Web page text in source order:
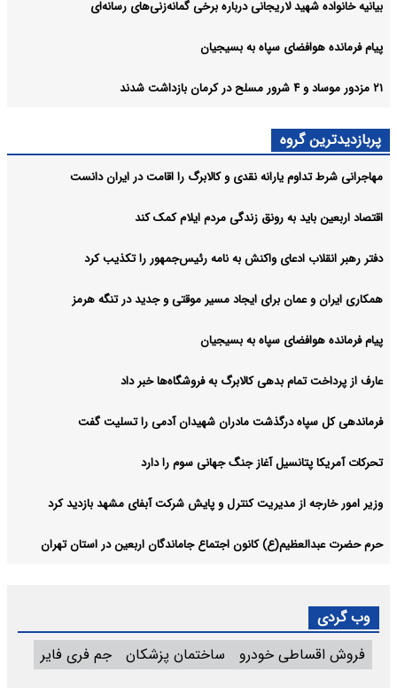
بیانیه خانواده شهید لاریجانی درباره برخی گمانه‌زنی‌های رسانه‌ای
پیام فرمانده هوافضای سپاه به بسیجیان
۲۱ مزدور موساد و ۴ شرور مسلح در کرمان بازداشت شدند
پربازدیدترین گروه
مهاجرانی شرط تداوم یارانه نقدی و کالابرگ را اقامت در ایران دانست
اقتصاد اربعین باید به رونق زندگی مردم ایلام کمک کند
دفتر رهبر انقلاب ادعای واکنش به نامه رئیس‌جمهور را تکذیب کرد
همکاری ایران و عمان برای ایجاد مسیر موقتی و جدید در تنگه هرمز
پیام فرمانده هوافضای سپاه به بسیجیان
عارف از پرداخت تمام بدهی کالابرگ به فروشگاه‌ها خبر داد
فرماندهی کل سپاه درگذشت مادران شهیدان آدمی را تسلیت گفت
تحرکات آمریکا پتانسیل آغاز جنگ جهانی سوم را دارد
وزیر امور خارجه از مدیریت کنترل و پایش شرکت آبفای مشهد بازدید کرد
حرم حضرت عبدالعظیم(ع) کانون اجتماع جاماندگان اربعین در استان تهران
وب گردی
فروش اقساطی خودرو
ساختمان پزشکان جم فری فایر